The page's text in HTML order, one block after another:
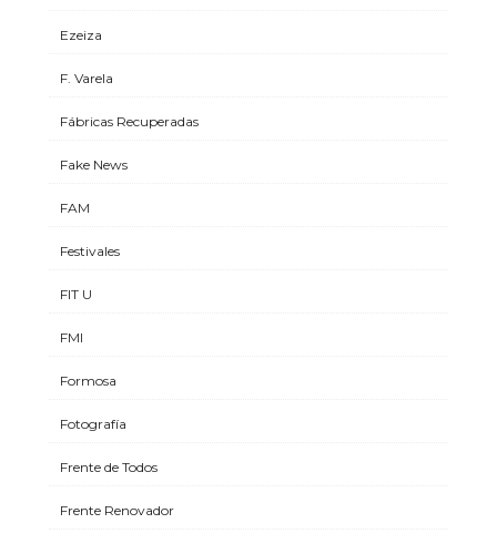
Ezeiza
F. Varela
Fábricas Recuperadas
Fake News
FAM
Festivales
FIT U
FMI
Formosa
Fotografía
Frente de Todos
Frente Renovador